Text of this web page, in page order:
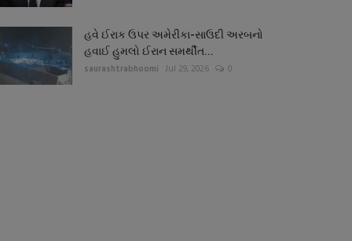
હવે ઈરાક ઉપર અમેરીકા-સાઉદી અરબનો
હવાઈ હુમલો ઈરાન સમર્થીત...
saurashtrabhoomi Jul 29, 2026 0